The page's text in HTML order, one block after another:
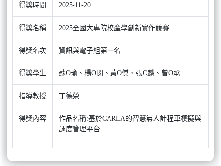
得獎時間 2025-11-20
得獎名稱 2025全國大專院校產學創新實作競賽
得獎名次 資訊與電子組第一名
得獎學生 蘇O瑜、楊O閔、黃O傑、張O麟、曾O承
指導教授 丁德榮
得獎內容
作品名稱:基於CARLA的智慧無人計程車模擬與
調度管理平台